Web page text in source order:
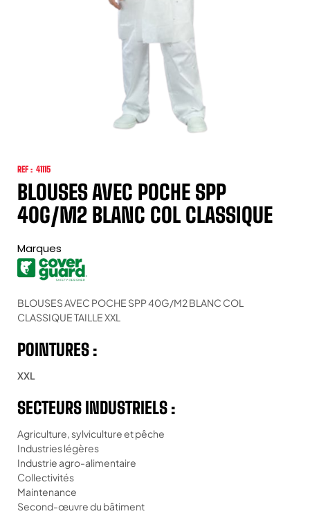
REF : 41115
BLOUSES AVEC POCHE SPP
40G/M2 BLANC COL CLASSIQUE
Marques
BLOUSES AVEC POCHE SPP 40G/M2 BLANC COL
CLASSIQUE TAILLE XXL
POINTURES :
XXL
SECTEURS INDUSTRIELS :
Agriculture, sylviculture et pêche
Industries légères
Industrie agro-alimentaire
Collectivités
Maintenance
Second-œuvre du bâtiment